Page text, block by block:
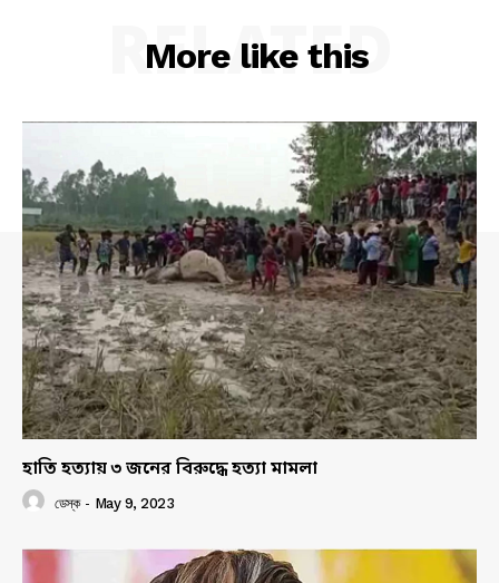
More like this
RELATED
হাতি হত্যায় ৩ জনের বিরুদ্ধে হত্যা মামলা
ডেস্ক - May 9, 2023